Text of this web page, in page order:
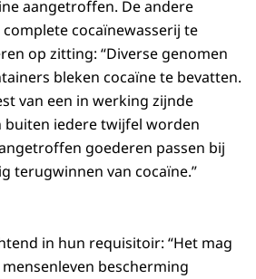
aangetroffen. De andere
cocaïnewasserij te
op zitting: “Diverse genomen
bleken cocaïne te bevatten.
van een in werking zijnde
buiten iedere twijfel worden
goederen passen bij
terugwinnen van cocaïne.”
in hun requisitoir: “Het mag
bescherming